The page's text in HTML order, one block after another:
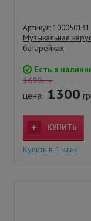
Артикул: 100050131
Музыкальная
батарейках
Есть в
1690грн.
цена: 1300
КУПИТЬ
Купить в 1 клик